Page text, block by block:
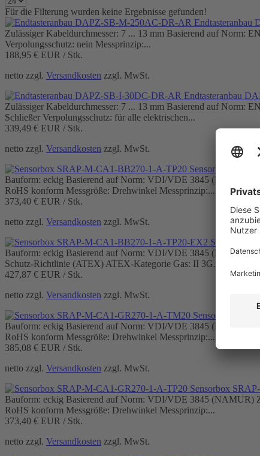
Für die Filterung wurden keine Ergebnisse gefunden!
Zulässiger Kabeldurchmesser: 7 ... 13 mm Basierend auf Norm:
Verpolungsschutz: nein Messprinzip:...
188,95 € EUR / Stk.
netto zzgl. Versandkosten zzgl. MwSt.
Endtasteranbau
Zulässiger Kabeldurchmesser: 7 ... 13 mm Basierend auf Norm:
Schließer Verpolungsschutz: für alle elektrischen...
339,49 € EUR / Stk.
netto zzgl. Versandkosten zzgl. MwSt.
Sensorbox
Bauform: eckig Basierend auf Norm: VDI/VDE 3845 (NAMUR)
RoHS konform Messgröße: Drehwinkel Messprinzip:...
373,40 € EUR / Stk.
netto zzgl. Versandkosten zzgl. MwSt.
Sensorbox
Bauform: eckig Basierend auf Norm: VDI/VDE 3845 (NAMUR)
Schutz-Richtlinie (ATEX) ATEX-Kategorie Gas: II 3G...
427,87 € EUR / Stk.
netto zzgl. Versandkosten zzgl. MwSt.
Sensorbox
Bauform: eckig Basierend auf Norm: VDI/VDE 3845 (NAMUR)
RoHS konform Messgröße: Drehwinkel Messprinzip:...
385,08 € EUR / Stk.
netto zzgl. Versandkosten zzgl. MwSt.
Sensorbox
Bauform: eckig Basierend auf Norm: VDI/VDE 3845 (NAMUR)
RoHS konform Messgröße: Drehwinkel Messprinzip:...
373,40 € EUR / Stk.
netto zzgl. Versandkosten zzgl. MwSt.